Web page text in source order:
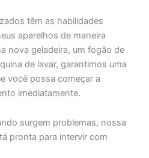
têm as habilidades
aparelhos de maneira
nova geladeira, um fogão de
de lavar, garantimos uma
você possa começar a
imediatamente.
surgem problemas, nossa
pronta para intervir com